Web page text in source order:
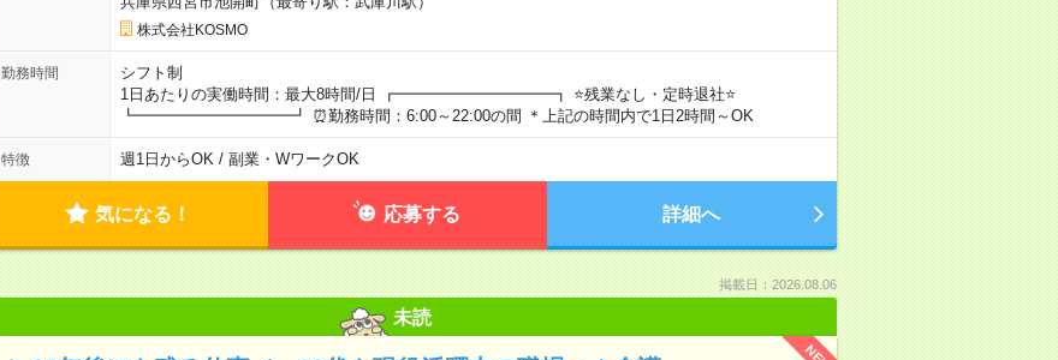
株式会社KOSMO
勤務時間
シフト制
1日あたりの実働時間：最大8時間/日 ┏━━━━━━━━━━┓ ⭐残業なし・定時退社⭐
┗━━━━━━━━━━┛ ⏰勤務時間：6:00～22:00の間 ＊上記の時間内で1日2時間～OK
特徴 週1日からOK / 副業・WワークOK
気になる！ 応募する 詳細へ
掲載日：2026.08.06
未読